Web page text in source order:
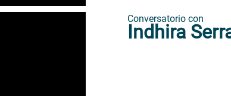
Conversatorio con
Indhira